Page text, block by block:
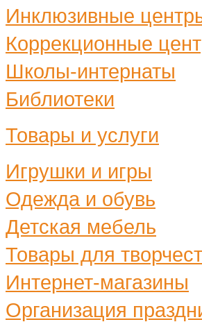
Инклюзивные
Коррекционные
Школы-интернаты
Библиотеки
Товары и услуги
Игрушки и игры
Одежда и обувь
Детская мебель
Товары для
Интернет-магазины
Организация